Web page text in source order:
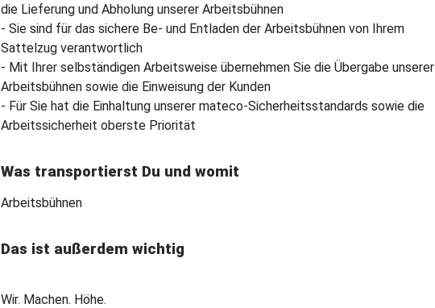
die Lieferung und Abholung unserer Arbeitsbühnen
- Sie sind für das sichere Be- und Entladen der Arbeitsbühnen von Ihrem
Sattelzug verantwortlich
- Mit Ihrer selbständigen Arbeitsweise übernehmen Sie die Übergabe unserer
Arbeitsbühnen sowie die Einweisung der Kunden
- Für Sie hat die Einhaltung unserer mateco-Sicherheitsstandards sowie die
Arbeitssicherheit oberste Priorität
Was transportierst Du und womit
Arbeitsbühnen
Das ist außerdem wichtig
Wir. Machen. Höhe.